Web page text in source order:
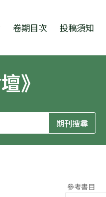
卷期目次 投稿須知
》
參考書目